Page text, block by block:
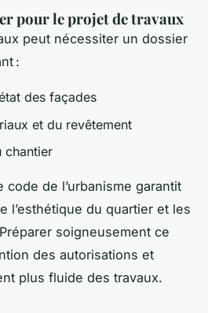
pour le projet de travaux
peut nécessiter un dossier
:
des façades
et du revêtement
chantier
code de l’urbanisme garantit
l’esthétique du quartier et les
soigneusement ce
des autorisations et
plus fluide des travaux.